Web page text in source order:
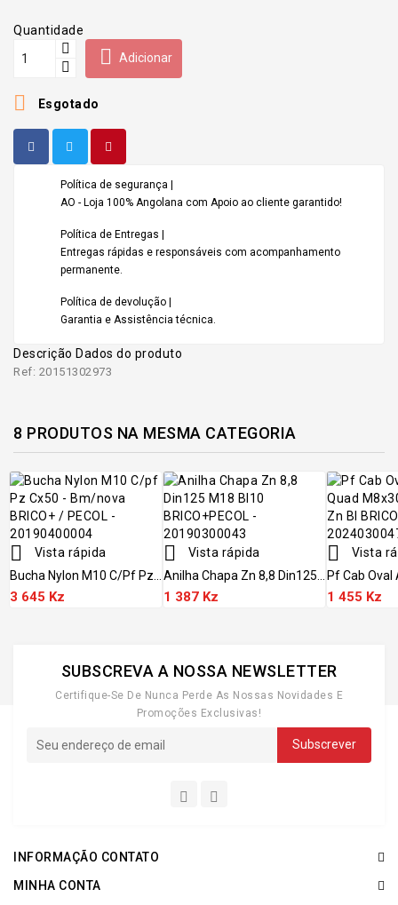
Quantidade
 Adicionar
 Esgotado
Política de segurança |
AO - Loja 100% Angolana com Apoio ao cliente garantido!
Política de Entregas |
Entregas rápidas e responsáveis com acompanhamento
permanente.
Política de devolução |
Garantia e Assistência técnica.
Descrição Dados do produto
Ref: 20151302973
8 PRODUTOS NA MESMA CATEGORIA

Vista rápida
Bucha Nylon M10 C/pf Pz...
3 645 Kz

Vista rápida
Anilha Chapa Zn 8,8 Din125...
1 387 Kz

Vista
Pf Cab Oval
1 455 Kz
SUBSCREVA A NOSSA NEWSLETTER
Certifique-Se De Nunca Perde As Nossas Novidades E
Promoções Exclusivas!
INFORMAÇÃO CONTATO
MINHA CONTA